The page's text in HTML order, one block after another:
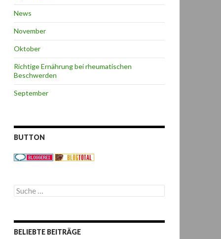
News
November
Oktober
Richtige Ernährung bei rheumatischen
Beschwerden
September
BUTTON
S
u
e
n
BELIEBTE BEITRÄGE